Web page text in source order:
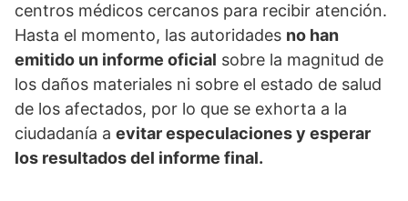
centros médicos cercanos para recibir atención.
Hasta el momento, las autoridades no han
emitido un informe oficial sobre la magnitud de
los daños materiales ni sobre el estado de salud
de los afectados, por lo que se exhorta a la
ciudadanía a evitar especulaciones y esperar
los resultados del informe final.